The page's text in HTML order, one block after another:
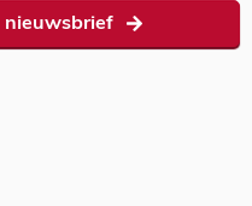
nieuwsbrief